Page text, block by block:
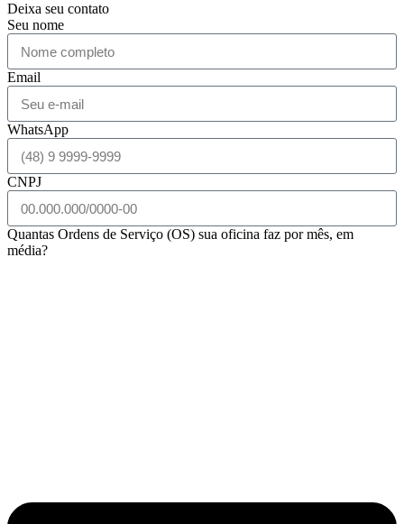
Deixa seu contato
Seu nome
Email
WhatsApp
CNPJ
Quantas Ordens de Serviço (OS) sua oficina faz por mês, em
média?